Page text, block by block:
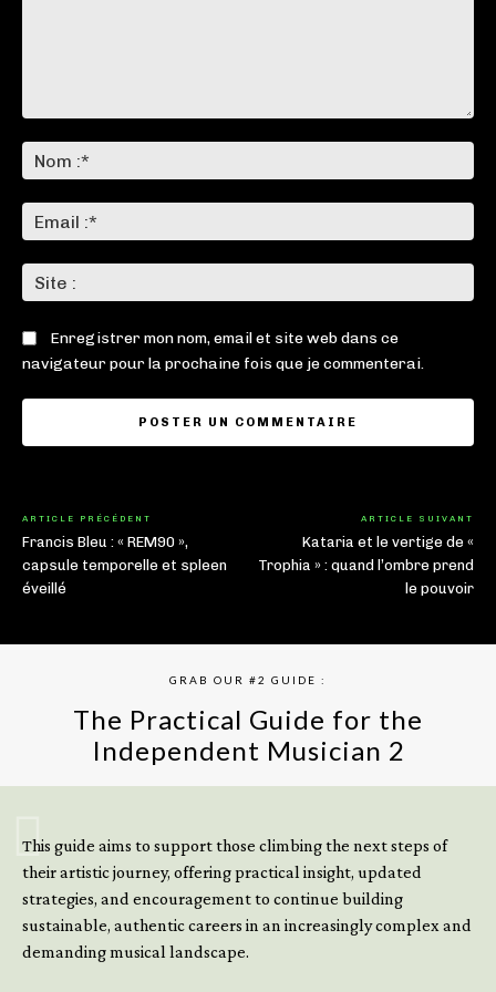
:*
:*
:
Enregistrer mon nom, email et site web dans ce
navigateur pour la prochaine fois que je commenterai.
ARTICLE PRÉCÉDENT
Francis Bleu : « REM90 »,
capsule temporelle et spleen
éveillé
ARTICLE SUIVANT
Kataria et le vertige de «
Trophia » : quand l’ombre prend
le pouvoir
GRAB OUR #2 GUIDE :
The Practical Guide for the
Independent Musician 2
This guide aims to support those climbing the next steps of
their artistic journey, offering practical insight, updated
strategies, and encouragement to continue building
sustainable, authentic careers in an increasingly complex and
demanding musical landscape.